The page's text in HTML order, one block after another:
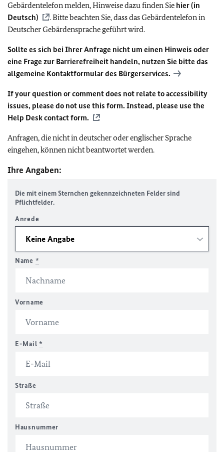
Gebärdentelefon melden, Hinweise dazu finden Sie hier (in
Deutsch)
. Bitte beachten Sie, dass das Gebärdentelefon in
Deutscher Gebärdensprache geführt wird.
Sollte es sich bei Ihrer Anfrage nicht um einen Hinweis oder
eine Frage zur Barrierefreiheit handeln, nutzen Sie bitte das
allgemeine Kontaktformular des Bürgerservices.
If your question or comment does not relate to accessibility
issues, please do not use this form. Instead, please use the
Help Desk contact form.
Anfragen, die nicht in deutscher oder englischer Sprache
eingehen, können nicht beantwortet werden.
Ihre Angaben:
Die mit einem Sternchen gekennzeichneten Felder sind
Pflichtfelder.
Anrede
Name *
Vorname
E-Mail *
Straße
Hausnummer